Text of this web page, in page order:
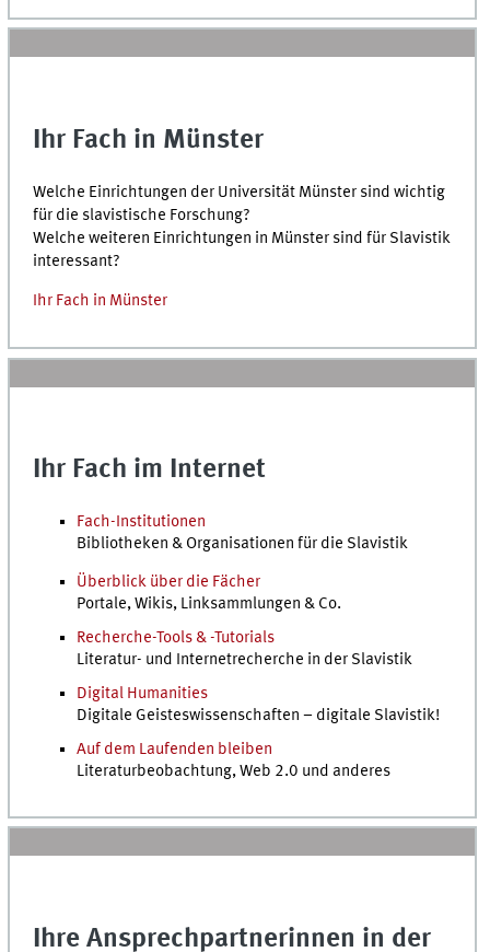
Ihr Fach in Münster
Welche Einrichtungen der Universität Münster sind wichtig
für die slavistische Forschung?
Welche weiteren Einrichtungen in Münster sind für Slavistik
interessant?
Ihr Fach in Münster
Ihr Fach im Internet
Fach-Institutionen
Bibliotheken & Organisationen für die Slavistik
Überblick über die Fächer
Portale, Wikis, Linksammlungen & Co.
Recherche-Tools & -Tutorials
Literatur- und Internetrecherche in der Slavistik
Digital Humanities
Digitale Geisteswissenschaften – digitale Slavistik!
Auf dem Laufenden bleiben
Literaturbeobachtung, Web 2.0 und anderes
Ihre Ansprechpartnerinnen in der